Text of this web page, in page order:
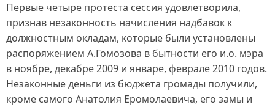
Первые четыре протеста сессия удовлетворила,
признав незаконность начисления надбавок к
должностным окладам, которые были установлены
распоряжением А.Гомозова в бытности его и.о. мэра
в ноябре, декабре 2009 и январе, феврале 2010 годов.
Незаконные деньги из бюджета громады получили,
кроме самого Анатолия Еромолаевича, его замы и